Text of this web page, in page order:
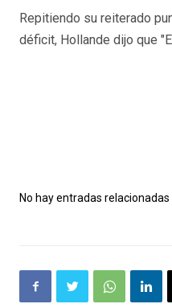
Repitiendo su reiterado
déficit, Hollande dijo que
No hay entradas relacionadas